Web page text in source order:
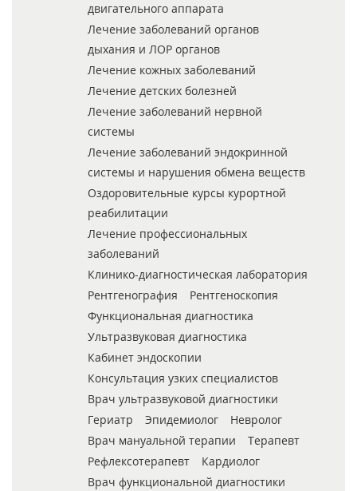
двигательного аппарата
Лечение заболеваний органов
дыхания и ЛОР органов
Лечение кожных заболеваний
Лечение детских болезней
Лечение заболеваний нервной
системы
Лечение заболеваний эндокринной
системы и нарушения обмена веществ
Оздоровительные курсы курортной
реабилитации
Лечение профессиональных
заболеваний
Клинико-диагностическая лаборатория
Рентгенография
Рентгеноскопия
Функциональная диагностика
Ультразвуковая диагностика
Кабинет эндоскопии
Консультация узких специалистов
Врач ультразвуковой диагностики
Гериатр
Эпидемиолог
Невролог
Врач мануальной терапии
Терапевт
Рефлексотерапевт
Кардиолог
Врач функциональной диагностики